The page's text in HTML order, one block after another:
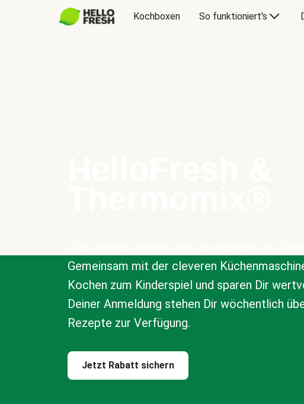
Kochboxen So funktioniert's
Gemeinsam mit der cleveren
Kochen zum Kinderspiel und sparen Dir
Deiner Anmeldung stehen Dir wöchentlich
Rezepte zur Verfügung.
Jetzt Rabatt sichern